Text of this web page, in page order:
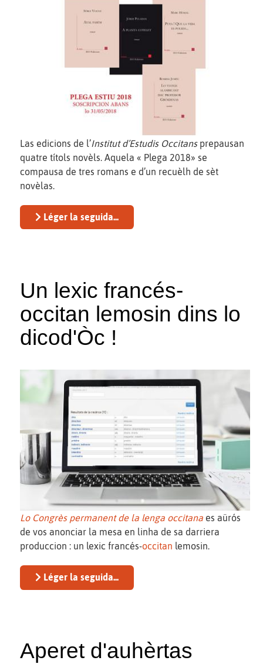
Las edicions de l’Institut d’Estudis Occitansprepausan
quatre títols novèls. Aquela « Plega 2018» se
compausa de tres romans e d’un recuèlh de sèt
novèlas.
Léger la seguida...
Un lexic francés-
occitan lemosin dins lo
dicod'Òc !
Lo Congrès permanent de la lenga occitana es aürós
de vos anonciar la mesa en linha de sa darriera
produccion : un lexic francés-occitan lemosin.
Léger la seguida...
Aperet d'auhèrtas